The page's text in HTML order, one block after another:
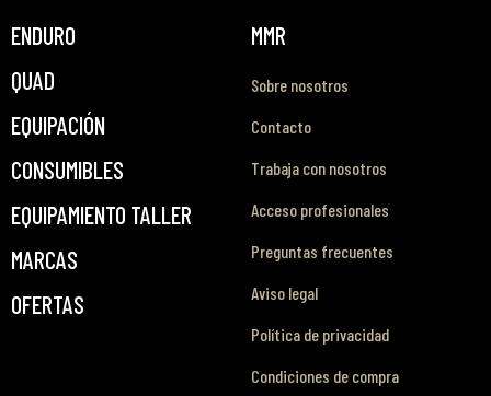
ENDURO
QUAD
EQUIPACIÓN
CONSUMIBLES
EQUIPAMIENTO TALLER
MARCAS
OFERTAS
MMR
Sobre nosotros
Contacto
Trabaja con nosotros
Acceso profesionales
Preguntas frecuentes
Aviso legal
Política de privacidad
Condiciones de compra